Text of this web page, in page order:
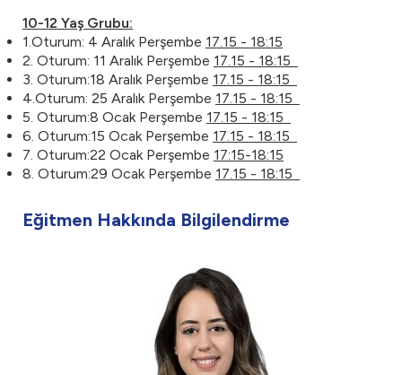
10-12 Yaş Grubu:
1.Oturum: 4 Aralık Perşembe 17.15 - 18:15
2. Oturum: 11 Aralık Perşembe 17.15 - 18:15
3. Oturum:18 Aralık Perşembe 17.15 - 18:15
4.Oturum: 25 Aralık Perşembe 17.15 - 18:15
5. Oturum:8 Ocak Perşembe 17.15 - 18:15
6. Oturum:15 Ocak Perşembe 17.15 - 18:15
7. Oturum:22 Ocak Perşembe 17:15-18:15
8. Oturum:29 Ocak Perşembe 17.15 - 18:15
Eğitmen Hakkında Bilgilendirme